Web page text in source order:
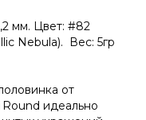
мм. Цвет: #82
Nebula). Вес: 5гр
от
идеально